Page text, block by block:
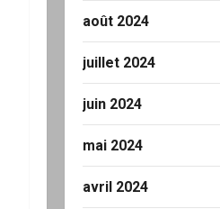
août 2024
juillet 2024
juin 2024
mai 2024
avril 2024